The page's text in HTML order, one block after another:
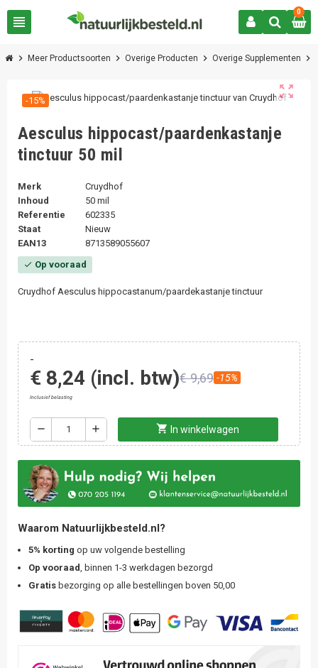
view_headline
0
chevron_right Meer Productsoorten chevron_right Overige Producten chevron_right Overige Supplementen chevron_right
zoom_out_map
-15%
Aesculus hippocast/paardenkastanje
tinctuur 50 mil
Merk
Cruydhof
Inhoud
50 mil
Referentie
602335
Staat
Nieuw
EAN13
8713589055607
check Op vooraad
Cruydhof Aesculus hippocastanum/paardekastanje tinctuur
-
€ 8,24 (incl. btw)€ 9,69 -15%
Inclusief belasting
remove add shopping_cart In winkelwagen
Waarom Natuurlijkbesteld.nl?
5% korting op uw volgende bestelling
Op vooraad
, binnen 1-3 werkdagen bezorgd
Gratis bezorging op alle bestellingen boven 50,00